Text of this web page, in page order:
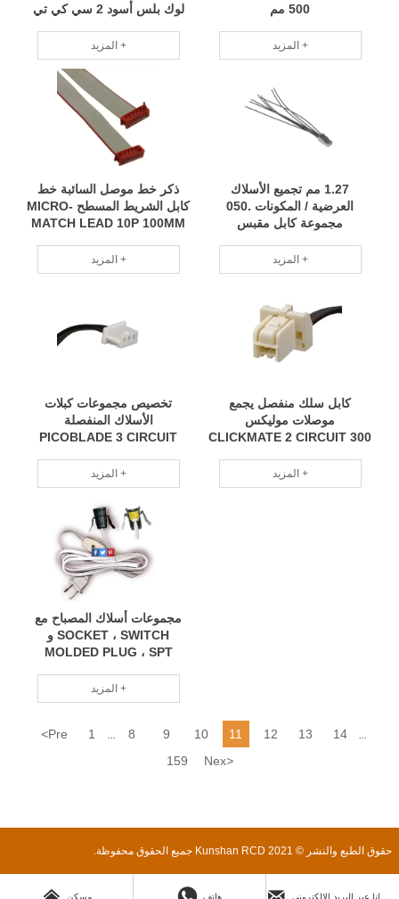
لوك بلس أسود 2 سي كي تي
المزيد +
500 مم
المزيد +
ذكر خط موصل السائبة خط
كابل الشريط المسطح MICRO-
MATCH LEAD 10P 100MM
المزيد +
1.27 مم تجميع الأسلاك
العرضية / المكونات .050
مجموعة كابل مقبس
المزيد +
تخصيص مجموعات كبلات
الأسلاك المنفصلة
PICOBLADE 3 CIRCUIT
المزيد +
كابل سلك منفصل يجمع
موصلات موليكس
CLICKMATE 2 CIRCUIT 300
المزيد +
مجموعات أسلاك المصباح مع
SOCKET ، SWITCH و
MOLDED PLUG ، SPT
المزيد +
<Pre 1 8 9 10 11 12 13 14
159 Nex>
حقوق الطبع والنشر © 2021 Kunshan RCD جميع الحقوق محفوظة.
مسكن هاتف